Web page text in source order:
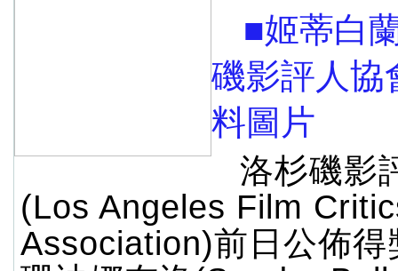
■姬蒂白
磯影評人協
料圖片
洛杉磯影
(Los Angeles Film
Association)前日公佈得